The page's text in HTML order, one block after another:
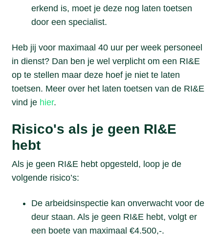
erkend is, moet je deze nog laten toetsen
door een specialist.
Heb jij voor maximaal 40 uur per week personeel
in dienst? Dan ben je wel verplicht om een RI&E
op te stellen maar deze hoef je niet te laten
toetsen. Meer over het laten toetsen van de RI&E
vind je hier.
Risico's als je geen RI&E
hebt
Als je geen RI&E hebt opgesteld, loop je de
volgende risico’s:
De arbeidsinspectie kan onverwacht voor de
deur staan. Als je geen RI&E hebt, volgt er
een boete van maximaal €4.500,-.